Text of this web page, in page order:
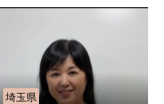
埼玉県